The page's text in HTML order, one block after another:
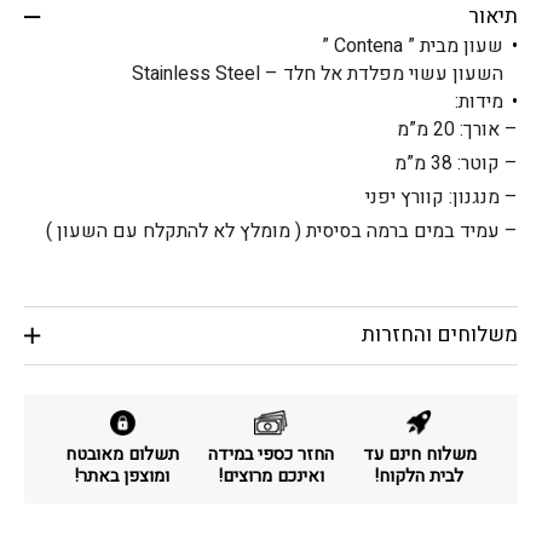
תיאור
שעון מבית ” Contena ”
השעון עשוי מפלדת אל חלד – Stainless Steel
מידות:
– אורך: 20 מ”מ
– קוטר: 38 מ”מ
– מנגנון: קוורץ יפני
– עמיד במים ברמה בסיסית ( מומלץ לא להתקלח עם השעון )
משלוחים והחזרות
משלוח חינם עד
לבית הלקוח!
החזר כספי במידה
ואינכם מרוצים!
תשלום מאובטח
ומוצפן באתר!